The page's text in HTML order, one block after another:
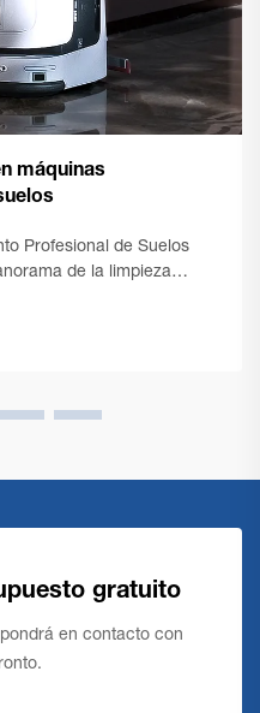
máquinas
Profesional de Suelos
de la limpieza
vanguardia en máquinas
gratuito
en contacto con